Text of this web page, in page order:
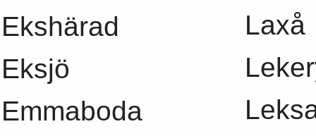
Ekshärad
Eksjö
Emmaboda
Laxå